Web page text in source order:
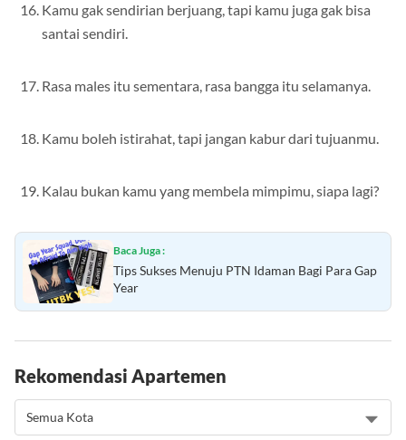
Kamu gak sendirian berjuang, tapi kamu juga gak bisa
santai sendiri.
Rasa males itu sementara, rasa bangga itu selamanya.
Kamu boleh istirahat, tapi jangan kabur dari tujuanmu.
Kalau bukan kamu yang membela mimpimu, siapa lagi?
Baca Juga :
Tips Sukses Menuju PTN Idaman Bagi Para Gap
Year
Rekomendasi Apartemen